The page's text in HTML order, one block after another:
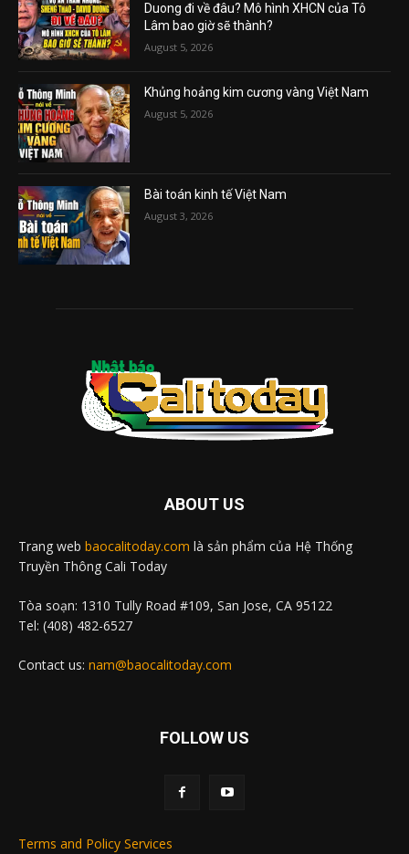
Duong đi về đâu? Mô hình XHCN của Tô
Lâm bao giờ sẽ thành?
August 5, 2026
Khủng hoảng kim cương vàng Việt Nam
August 5, 2026
Bài toán kinh tế Việt Nam
August 3, 2026
ABOUT US
Trang web baocalitoday.com là sản phẩm của Hệ Thống
Truyền Thông Cali Today
Tòa soạn: 1310 Tully Road #109, San Jose, CA 95122
Tel: (408) 482-6527
Contact us: nam@baocalitoday.com
FOLLOW US
Terms and Policy Services